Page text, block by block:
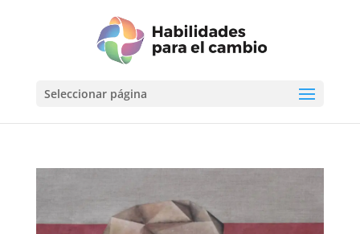
Seleccionar página